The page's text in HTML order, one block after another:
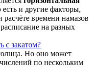
есть и другие факторы,
времени намазов
на разных
с закатом?
Но оно может
по нескольким